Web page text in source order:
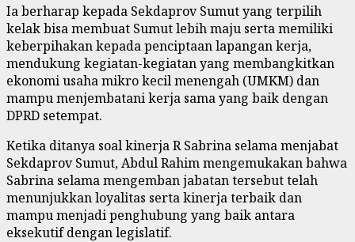
Ia berharap kepada Sekdaprov Sumut yang terpilih
kelak bisa membuat Sumut lebih maju serta memiliki
keberpihakan kepada penciptaan lapangan kerja,
mendukung kegiatan-kegiatan yang membangkitkan
ekonomi usaha mikro kecil menengah (UMKM) dan
mampu menjembatani kerja sama yang baik dengan
DPRD setempat.
Ketika ditanya soal kinerja R Sabrina selama menjabat
Sekdaprov Sumut, Abdul Rahim mengemukakan bahwa
Sabrina selama mengemban jabatan tersebut telah
menunjukkan loyalitas serta kinerja terbaik dan
mampu menjadi penghubung yang baik antara
eksekutif dengan legislatif.